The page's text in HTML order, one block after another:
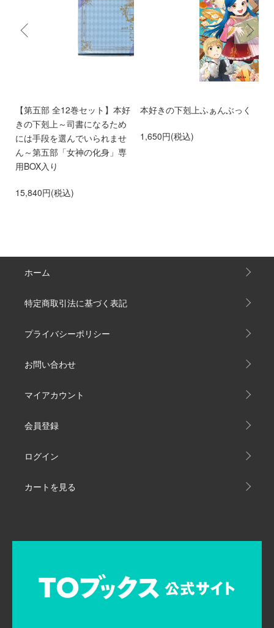
【第五部 全12巻セット】本好
きの下剋上～司書になるため
には手段を選んでいられませ
ん～第五部「女神の化身」専
用BOX入り
15,840円(税込)
本好きの下剋上ふぁんぶっく
1,650円(税込)
ホーム
特定商取引法に基づく表記
プライバシーポリシー
お問い合わせ
マイアカウント
会員登録
ログイン
カートを見る